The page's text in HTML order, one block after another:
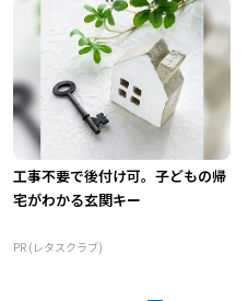
工事不要で後付け可。子どもの帰
宅がわかる玄関キー
PR (レタスクラブ)